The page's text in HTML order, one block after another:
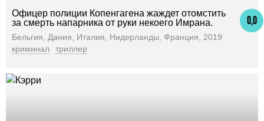
0,0
Офицер полиции Копенгагена жаждет отомстить
за смерть напарника от руки некоего Имрана.
Бельгия, Дания, Италия, Нидерланды, Франция, 2019
криминал
триллер